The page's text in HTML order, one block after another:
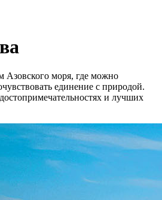
Азовского моря, где можно
единение с природой.
и лучших